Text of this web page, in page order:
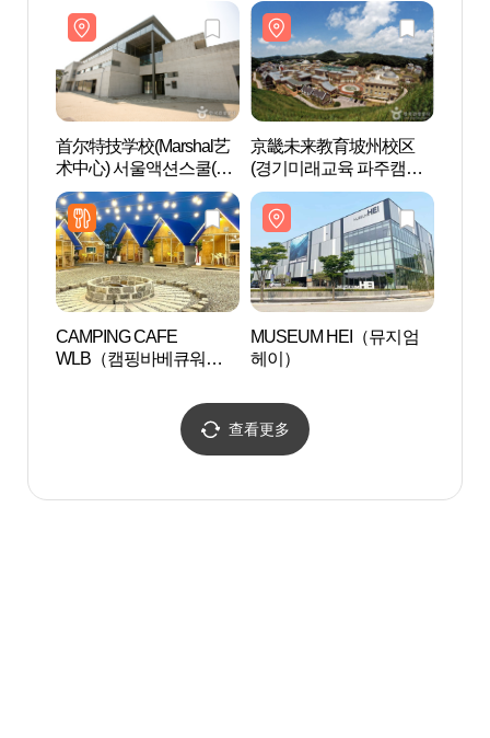
首尔特技学校(Marshal艺
术中心) 서울액션스쿨(마
샬아트센터)
京畿未来教育坡州校区
(경기미래교육 파주캠퍼
스)
CAMPING CAFE
WLB（캠핑바베큐워라
MUSEUM HEI（뮤지엄
헤이）
查看更多